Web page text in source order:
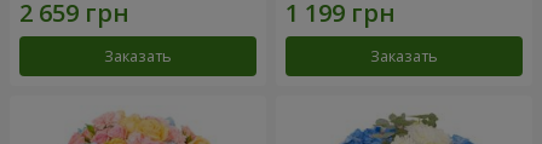
Заказать Заказать